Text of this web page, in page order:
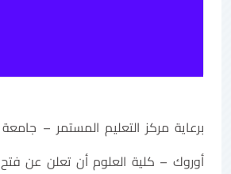
برعاية مركز التعليم المستمر –
أوروك – كلية العلوم أن تعلن عن